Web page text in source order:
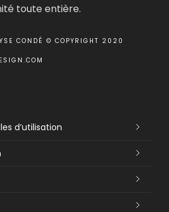
toute entière.
CONDÉ © COPYRIGHT 2020
d’utilisation